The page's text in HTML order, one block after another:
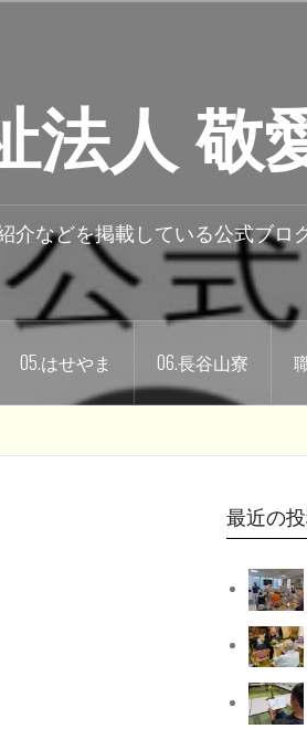
法人 敬
などを掲載している公式ブログ
05.はせやま 06.長谷山寮
最近の